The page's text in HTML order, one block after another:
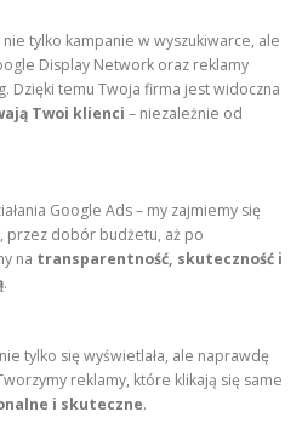
tylko kampanie w wyszukiwarce, ale
Display Network oraz reklamy
Dzięki temu Twoja firma jest widoczna
Twoi klienci – niezależnie od
Google Ads – my zajmiemy się
przez dobór budżetu, aż po
na transparentność, skuteczność i
.
tylko się wyświetlała, ale naprawdę
reklamy, które klikają się same
i skuteczne.